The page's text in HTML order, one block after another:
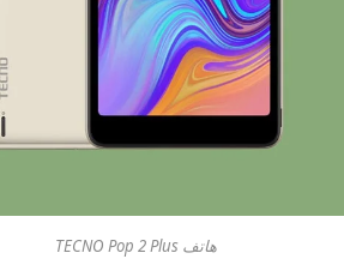
هاتف TECNO Pop 2 Plus